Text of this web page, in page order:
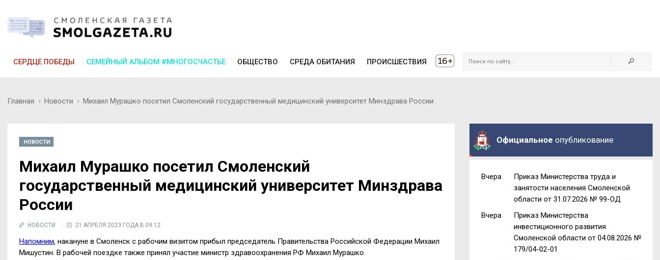
СЕРДЦЕ ПОБЕДЫ СЕМЕЙНЫЙ АЛЬБОМ #МНОГОСЧАСТЬЕ ОБЩЕСТВО СРЕДА ОБИТАНИЯ ПРОИСШЕСТВИЯ
Главная Новости Михаил Мурашко посетил Смоленский государственный медицинский университет Минздрава России
НОВОСТИ
Михаил Мурашко посетил Смоленский
государственный медицинский университет Минздрава
России
НОВОСТИ 21 АПРЕЛЯ 2023 ГОДА В 09:12
Напомним, накануне в Смоленск с рабочим визитом прибыл председатель Правительства Российской Федерации Михаил
Мишустин. В рабочей поездке также принял участие министр здравоохранения РФ Михаил Мурашко.
Официальное опубликование
Вчера
Приказ Министерства труда и
занятости населения Смоленской
области от 31.07.2026 № 99-ОД
Вчера
Приказ Министерства
инвестиционного развития
Смоленской области от 04.08.2026 №
179/04-02-01